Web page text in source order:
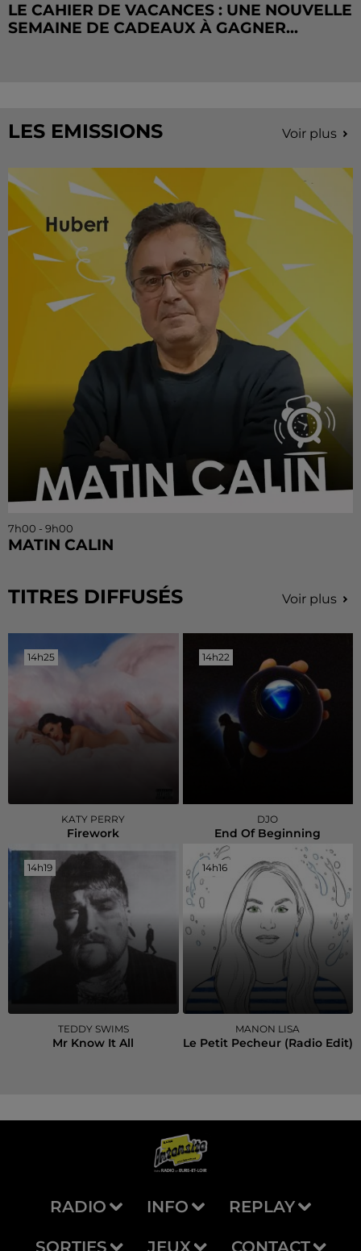
LE CAHIER DE VACANCES : UNE NOUVELLE
SEMAINE DE CADEAUX À GAGNER...
LES EMISSIONS Voir plus
7h00 - 9h00
MATIN CALIN
TITRES DIFFUSÉS Voir plus
14h25
14h25
KATY PERRY
Firework
14h22
14h22
DJO
End Of Beginning
14h19
14h19
TEDDY SWIMS
Mr Know It All
14h16
14h16
MANON LISA
Le Petit Pecheur (radio Edit)
RADIO INFO REPLAY